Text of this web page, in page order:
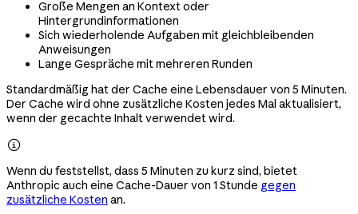
Große Mengen an Kontext oder
Hintergrundinformationen
Sich wiederholende Aufgaben mit gleichbleibenden
Anweisungen
Lange Gespräche mit mehreren Runden
Standardmäßig hat der Cache eine Lebensdauer von 5 Minuten.
Der Cache wird ohne zusätzliche Kosten jedes Mal aktualisiert,
wenn der gecachte Inhalt verwendet wird.

Wenn du feststellst, dass 5 Minuten zu kurz sind, bietet
Anthropic auch eine Cache-Dauer von 1 Stunde gegen
zusätzliche Kosten an.